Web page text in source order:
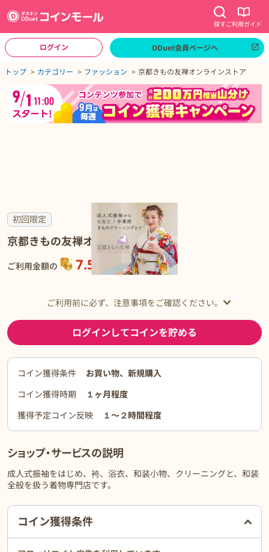
探すご利用ガイド
ログイン DDuet会員ページへ
トップ カテゴリー ファッション 京都きもの友禅オンラインストア
初回限定
京都きもの友禅オンラインストア
ご利用金額の 7.5% 還元
ご利用前に必ず、注意事項をご確認ください。
ログインしてコインを貯める
コイン獲得条件
お買い物、新規購入
コイン獲得時期
１ヶ月程度
獲得予定コイン反映
１〜２時間程度
ショップ・サービスの説明
成人式振袖をはじめ、袴、浴衣、和装小物、クリーニングと、和装
全般を扱う着物専門店です。
ご利用前に必ずお読みください
コイン獲得条件
ジトップへ